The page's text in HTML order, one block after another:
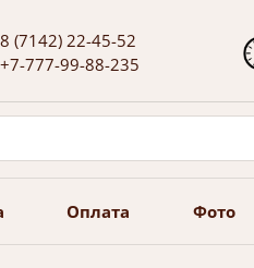
8 (7142) 22-45-52
+7-777-99-88-235
Оплата Фото